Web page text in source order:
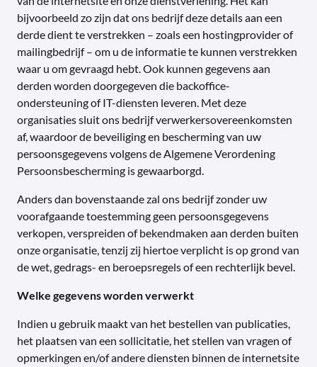
bijvoorbeeld zo zijn dat ons bedrijf deze details aan een
derde dient te verstrekken – zoals een hostingprovider of
mailingbedrijf – om u de informatie te kunnen verstrekken
waar u om gevraagd hebt. Ook kunnen gegevens aan
derden worden doorgegeven die backoffice-
ondersteuning of IT-diensten leveren. Met deze
organisaties sluit ons bedrijf verwerkersovereenkomsten
af, waardoor de beveiliging en bescherming van uw
persoonsgegevens volgens de Algemene Verordening
Persoonsbescherming is gewaarborgd.
Anders dan bovenstaande zal ons bedrijf zonder uw
voorafgaande toestemming geen persoonsgegevens
verkopen, verspreiden of bekendmaken aan derden buiten
onze organisatie, tenzij zij hiertoe verplicht is op grond van
de wet, gedrags- en beroepsregels of een rechterlijk bevel.
Welke gegevens worden verwerkt
Indien u gebruik maakt van het bestellen van publicaties,
het plaatsen van een sollicitatie, het stellen van vragen of
opmerkingen en/of andere diensten binnen de internetsite